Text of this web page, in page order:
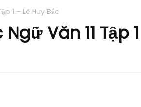
1 – Lê Huy Bắc
Văn 11 Tập